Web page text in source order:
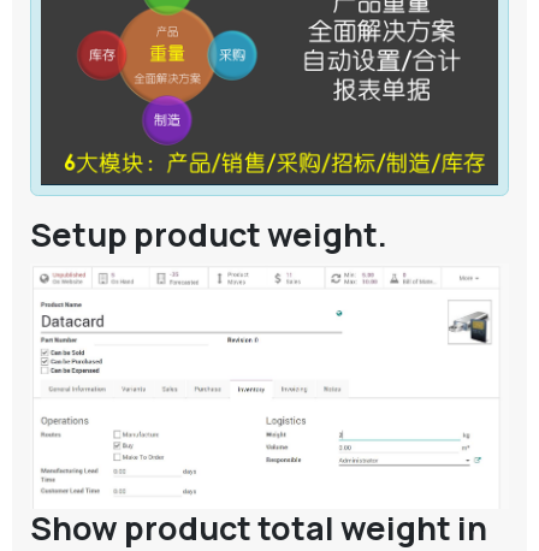
Setup product weight.
Show product total weight in